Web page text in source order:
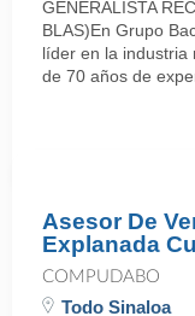
GENERALISTA
BLAS)En Grupo
líder en la industria
de 70 años de
Asesor De
Explanada
COMPUDABO
Todo Sinaloa